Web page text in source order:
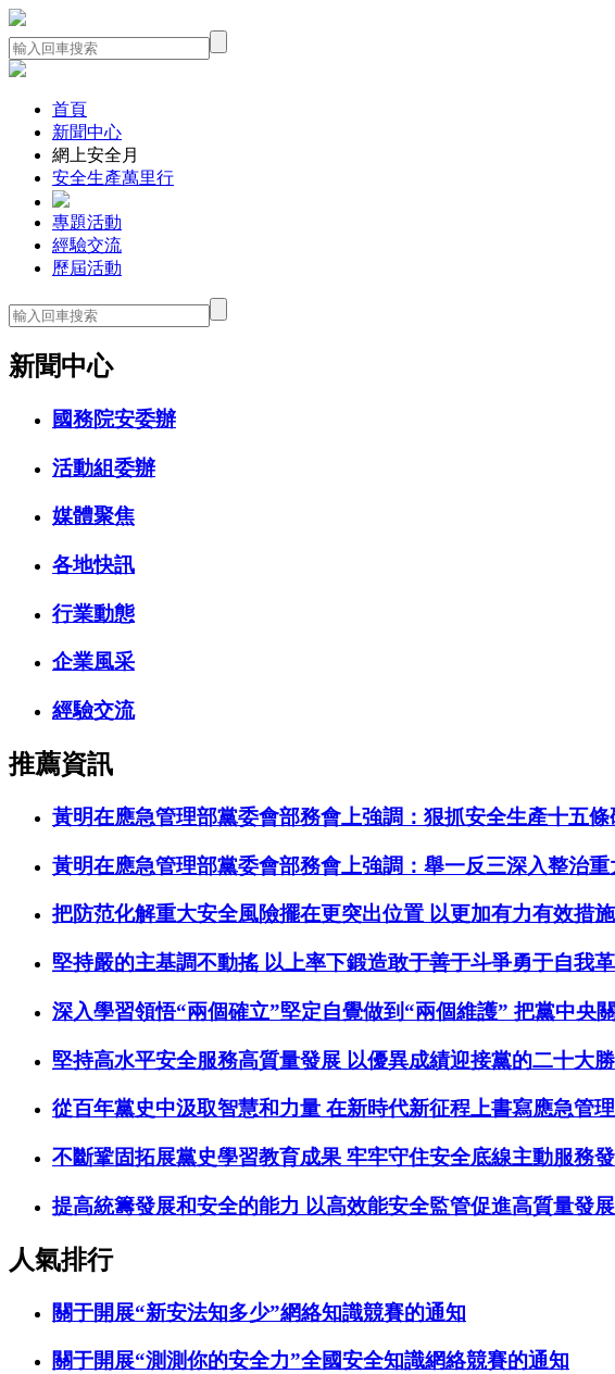
首頁
新聞中心
網上安全月
安全生產萬里行
專題活動
經驗交流
歷屆活動
新聞中心
國務院安委辦
活動組委辦
媒體聚焦
各地快訊
行業動態
企業風采
經驗交流
推薦資訊
黃明在應急管理部黨委會部務會上強調：狠抓安全生產十五
黃明在應急管理部黨委會部務會上強調：舉一反三深入整治
把防范化解重大安全風險擺在更突出位置 以更加有力有效措
堅持嚴的主基調不動搖 以上率下鍛造敢于善于斗爭勇于自我
深入學習領悟“兩個確立”堅定自覺做到“兩個維護” 把黨中央
堅持高水平安全服務高質量發展 以優異成績迎接黨的二十大
從百年黨史中汲取智慧和力量 在新時代新征程上書寫應急管
不斷鞏固拓展黨史學習教育成果 牢牢守住安全底線主動服務
提高統籌發展和安全的能力 以高效能安全監管促進高質量發展
人氣排行
關于開展“新安法知多少”網絡知識競賽的通知
關于開展“測測你的安全力”全國安全知識網絡競賽的通知